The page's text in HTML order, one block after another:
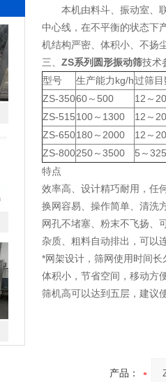
本机由料斗、振动室、联
中心线，在不平衡的状态下
机结构严密、体积小、不扬
三、 ZS系列圆形振动筛技术
型号
生产能力kg/h过筛
ZS-35060～500
12～
ZS-515100～1300
12～
ZS-650180～2000
12～
ZS-800250～3500
5～325
特点
效率高、设计精巧耐用，任
换网容易、操作简单、清洗
网孔不堵塞、粉末不飞扬、
杂质、粗料自动排出，可以
*网架设计，筛网使用时间
体积小，节省空间，移动方
筛机高可以达到五层，建议
产品：